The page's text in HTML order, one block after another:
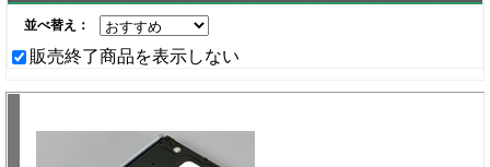
並べ替え：
販売終了商品を表示しない